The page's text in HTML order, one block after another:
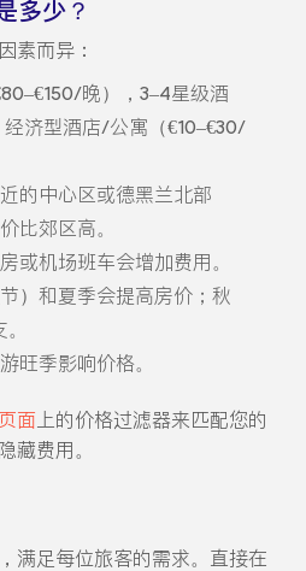
多少？
素而异：
晚），3–4星级酒
济型酒店/公寓（€10–€30/
的中心区或德黑兰北部
比郊区高。
或机场班车会增加费用。
）和夏季会提高房价；秋
旺季影响价格。
面 上的价格过滤器来匹配您的
藏费用。
满足每位旅客的需求。直接在